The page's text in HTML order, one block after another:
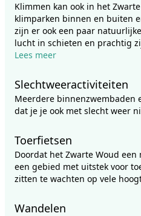
Klimmen kan ook in het
klimparken binnen en buiten
zijn er ook een paar
lucht in schieten en prachtig
Lees meer
Slechtweeractiviteiten
Meerdere binnenzwembaden
dat je je ook met slecht weer
Toerfietsen
Doordat het Zwarte Woud
een gebied met uitstek voor
zitten te wachten op vele
Wandelen